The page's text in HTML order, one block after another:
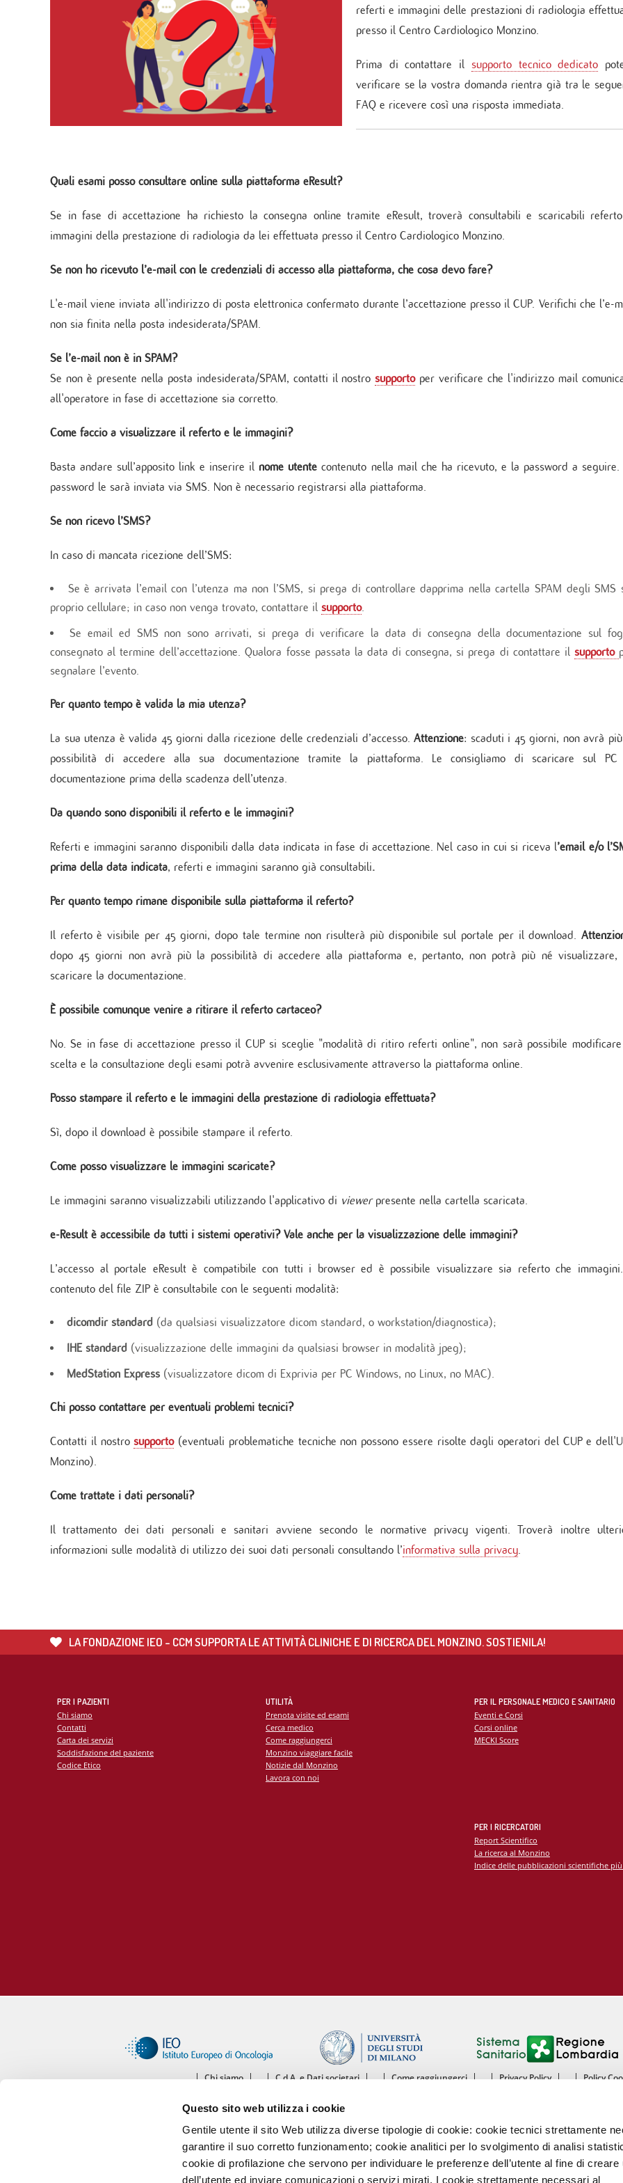
Questo sito web utilizza i cookie
Gentile utente il sito Web utilizza diverse tipologie di cookie: cookie tecnici strettamente
garantire il suo corretto funzionamento; cookie analitici per lo svolgimento di analisi
cookie di profilazione che servono per individuare le preferenze dell’utente al fine di creare
dell’utente ed inviare comunicazioni o servizi mirati. I cookie strettamente necessari al
(eResult)
Ricoverarsi al Monzino
Presa in carico paziente cronico
Cardiochirurgia
Cardiochirurgia post-intensiva
Telemedicina cardiovascolare
Cardiochirurgia Traslazionale
Cardiochirurgia mininvasiva ed Endoscopica
Monzino Vein Center
Unità Operativa di Cure
Cardiologia post intensiva
Il Dipartimento
Coordinamento attività anestesiologiche
Unità Operativa Semplice di Terapia Intensiva
Ecodoppler vascolare
Programma di Cardiogenetica
Laboratorio clinico
Monzino Women
Monitoraggio multiparametrico
Biologia Molecolare della Trombosi nelle
Malattie Cardiovascolari
Genetica Cardiovascolare
Cardiomiopatie Ereditarie
Ingegneria Tissutale
Biotecnologie Applicate nell’Infiammazione
Cardiovascolare
Cardiologia critica
Cardiologia peri-operatoria e Imaging
Indice delle pubblicazioni più
Linee Guida
referti e immagini delle prestazioni di radiologia
presso il Centro Cardiologico Monzino.
Prima di contattare il supporto tecnico dedicato
verificare se la vostra domanda rientra già tra le
FAQ e ricevere così una risposta immediata.
Quali esami posso consultare online sulla piattaforma eResult?
Se in fase di accettazione ha richiesto la consegna online tramite eResult, troverà consultabili e scaricabili
immagini della prestazione di radiologia da lei effettuata presso il Centro Cardiologico Monzino.
Se non ho ricevuto l’e-mail con le credenziali di accesso alla piattaforma, che cosa devo fare?
L'e-mail viene inviata all'indirizzo di posta elettronica confermato durante l’accettazione presso il CUP. Verifichi che l’e-
non sia finita nella posta indesiderata/SPAM.
Se l’e-mail non è in SPAM?
Se non è presente nella posta indesiderata/SPAM, contatti il nostrosupportoper verificare che l'indirizzo mail
all'operatore in fase di accettazione sia corretto.
Come faccio a visualizzare il referto e le immagini?
Basta andare sull’apposito link e inserire il nome utente contenuto nella mail che ha ricevuto, e la password a seguire.
password le sarà inviata via SMS. Non è necessario registrarsi alla piattaforma.
Se non ricevo l’SMS?
In caso di mancata ricezione dell’SMS:
Se è arrivata l’email con l’utenza ma non l’SMS, si prega di controllare dapprima nella cartella SPAM degli SMS
proprio cellulare; in caso non venga trovato, contattare il supporto.
Se email ed SMS non sono arrivati, si prega di verificare la data di consegna della documentazione sul
consegnato al termine dell’accettazione. Qualora fosse passata la data di consegna, si prega di contattare il supporto
segnalare l’evento.
Per quanto tempo è valida la mia utenza?
La sua utenza è valida 45 giorni dalla ricezione delle credenziali d’accesso. Attenzione: scaduti i 45 giorni, non avrà
possibilità di accedere alla sua documentazione tramite la piattaforma. Le consigliamo di scaricare sul PC
documentazione prima della scadenza dell’utenza.
Da quando sono disponibili il referto e le immagini?
Referti e immagini saranno disponibili dalla data indicata in fase di accettazione. Nel caso in cui si riceva l’email e/o
prima della data indicata, referti e immagini saranno già consultabili.
Per quanto tempo rimane disponibile sulla piattaforma il referto?
Il referto è visibile per 45 giorni, dopo tale termine non risulterà più disponibile sul portale per il download.
dopo 45 giorni non avrà più la possibilità di accedere alla piattaforma e, pertanto, non potrà più né visualizzare,
scaricare la documentazione.
È possibile comunque venire a ritirare il referto cartaceo?
No. Se in fase di accettazione presso il CUP si sceglie "modalità di ritiro referti online", non sarà possibile
scelta e la consultazione degli esami potrà avvenire esclusivamente attraverso la piattaforma online.
Posso stampare il referto e le immagini della prestazione di radiologia effettuata?
Sì, dopo il download è possibile stampare il referto.
Come posso visualizzare le immagini scaricate?
Le immagini saranno visualizzabili utilizzando l'applicativo di viewerpresente nella cartella scaricata.
e-Result è accessibile da tutti i sistemi operativi? Vale anche per la visualizzazione delle immagini?
L’accesso al portale eResult è compatibile con tutti i browser ed è possibile visualizzare sia referto che
contenuto del file ZIP è consultabile con le seguenti modalità:
dicomdir standard (da qualsiasi visualizzatore dicom standard, o workstation/diagnostica);
IHE standard (visualizzazione delle immagini da qualsiasi browser in modalità jpeg);
MedStation Express (visualizzatore dicom di Exprivia per PC Windows, no Linux, no MAC).
Chi posso contattare per eventuali problemi tecnici?
Contatti il nostrosupporto (eventuali problematiche tecniche non possono essere risolte dagli operatori del CUP e
Monzino).
Come trattate i dati personali?
Il trattamento dei dati personali e sanitari avviene secondo le normative privacy vigenti. Troverà inoltre
informazioni sulle modalità di utilizzo dei suoi dati personali consultando l’informativa sulla privacy.
LA FONDAZIONE IEO - CCM SUPPORTA LE ATTIVITÀ CLINICHE E DI RICERCA DEL MONZINO. SOSTIENILA!
PER I PAZIENTI
Chi siamo
Contatti
Carta dei servizi
Soddisfazione del paziente
Codice Etico
UTILITÀ
Prenota visite ed esami
Cerca medico
Come raggiungerci
Monzino viaggiare facile
Notizie dal Monzino
Lavora con noi
PER IL PERSONALE MEDICO E SANITARIO
Eventi e Corsi
Corsi online
MECKI Score
PER I RICERCATORI
Report Scientifico
La ricerca al Monzino
Indice delle pubblicazioni scientifiche
Chi siamo C.d.A. e Dati societari Come raggiungerci Privacy Policy Policy
Dipartimento di Scienze Cliniche e di Comunità - Sezione di Malattie dell’Apparato
Università degli Studi di Milano
Centro Cardiologico Monzino
Via Carlo Parea, 4 - 20138 Milano
Tel. 02580021 Fax. 02504667